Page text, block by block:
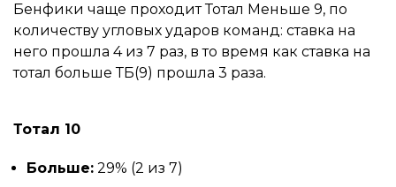
Бенфики чаще проходит Тотал Меньше 9, по
количеству угловых ударов команд: ставка на
него прошла 4 из 7 раз, в то время как ставка на
тотал больше ТБ(9) прошла 3 раза.
Тотал 10
Больше: 29% (2 из 7)